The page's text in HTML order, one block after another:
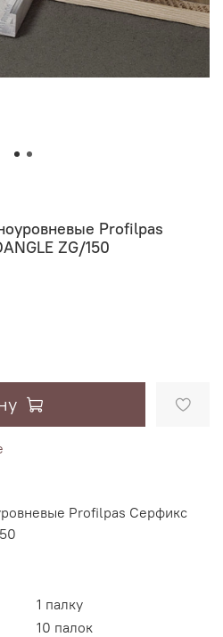
Profilpas
ZG/150
Profilpas Серфикс
1 палку
10 палок